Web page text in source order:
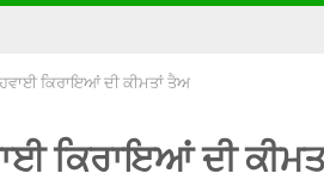
ਕਿਰਾਇਆਂ ਦੀ ਕੀਮਤਾਂ ਤੈਅ
ਕਿਰਾਇਆਂ ਦੀ